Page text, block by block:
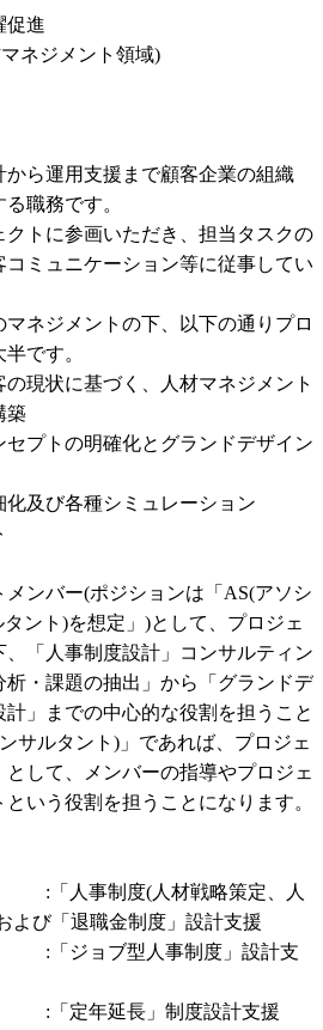
促進
ネジメント領域)
から運用支援まで顧客企業の組織
職務です。
トに参画いただき、担当タスクの
ミュニケーション等に従事してい
ネジメントの下、以下の通りプロ
です。
の現状に基づく、人材マネジメント
築
セプトの明確化とグランドデザイン
化及び各種シミュレーション
ンバー(ポジションは「AS(アソシ
ント)を想定」)として、プロジェ
、「人事制度設計」コンサルティン
・課題の抽出」から「グランドデ
」までの中心的な役割を担うこと
サルタント)」であれば、プロジェ
して、メンバーの指導やプロジェ
いう役割を担うことになります。
　　:「人事制度(人材戦略策定、人
よび「退職金制度」設計支援
　　:「ジョブ型人事制度」設計支
　　:「定年延長」制度設計支援